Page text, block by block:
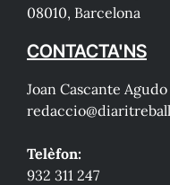
08010, Barcelona
CONTACTA'NS
Joan Cascante Agudo
Telèfon:
932 311 247